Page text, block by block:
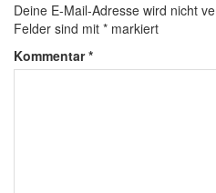
Deine E-Mail-Adresse wird nicht
Felder sind mit * markiert
Kommentar*